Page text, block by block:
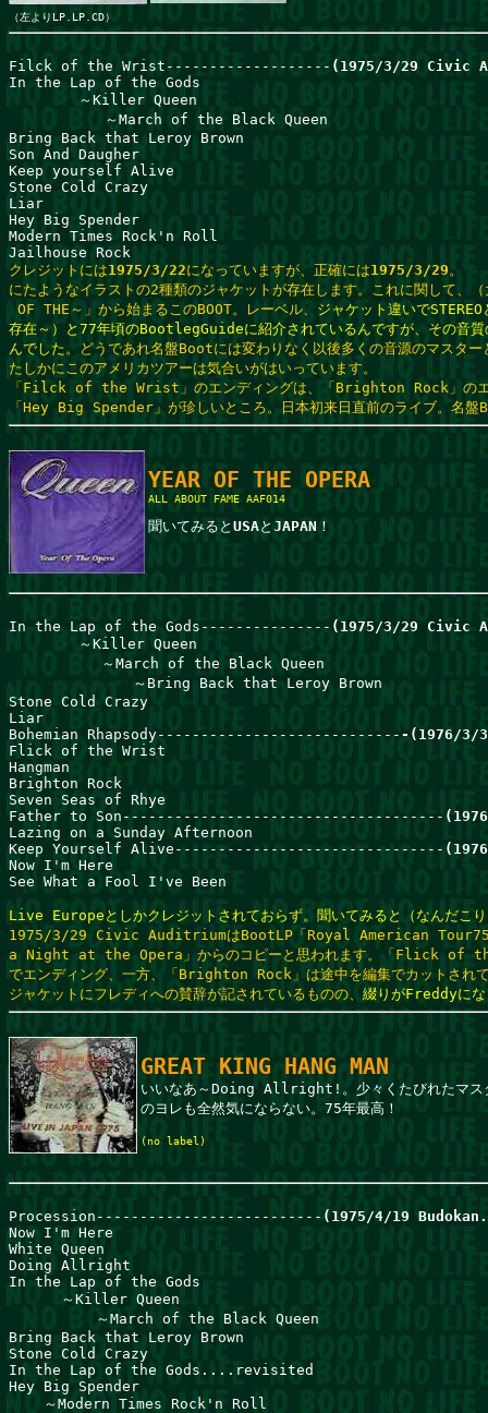
（左よりLP.LP.CD）
Filck of the Wrist------------------- (1975/3/29 Civic
In the Lap of the Gods
        ～Killer Queen
           ～March of the Black Queen
Bring Back that Leroy Brown
Son And Daugher
Keep yourself Alive
Stone Cold Crazy
Liar
Hey Big Spender
Modern Times Rock'n Roll
クレジットには1975/3/22になっていますが、正確には1975/3/29 。
にたようなイラストの2種類のジャケットが存在します。これに関して、
OF THE～」から始まるこのBOOT。レーベル、 ジャケット違いでSTEREO
存在～）と77年頃のBootlegGuideに紹介されているんですが、その音質
んでした。 どうであれ名盤Bootには変わりなく以後多くの音源のマスター
たしかにこのアメリカツアーは気合いがはいっています。
「Filck of the Wrist」のエンディングは、「Brighton Rock」のエ
「Hey Big Spender」が珍しいところ。日本初来日直前のライブ。名盤
ALL ABOUT FAME AAF014
聞いてみると USAと JAPAN ！
In the Lap of the Gods--------------- (1975/3/29 Civic
        ～Killer Queen
         　～March of the Black Queen
           　　～Bring Back that Leroy Brown
Stone Cold Crazy
Liar
Bohemian Rhapsody---------------------------- -(1976/3/
Flick of the Wrist
Hangman
Brighton Rock
Seven Seas of Rhye
Father to Son-------------------------------------
Lazing on a Sunday Afternoon
Keep Yourself Alive-------------------------------
Now I'm Here
See What a Fool I've Been
Live Europeとしかクレジットされておらず。聞いてみると（なんだこり
1975/3/29 Civic AuditriumはBootLP「Royal American
a Night at the Opera」からのコピーと思われます。「Flick of
でエンディング、一方、「Brighton Rock」は途中を編集でカットされ
ジャケットにフレディへの賛辞が記されているものの、 綴りがFreddyにな
いいなあ～Doing Allright!。少々くたびれたマス
のヨレも全然気にならない。75年最高！
(no label)
Procession-------------------------- (1975/4/19
Now I'm Here                                					from "A Beautiful Album"
White
Doing Allright
In the Lap of the Gods
      ～Killer Queen
          ～March of the Black Queen
Bring Back that Leroy Brown
Stone Cold Crazy
In the Lap of the Gods....revisited
Hey Big Spender
    ～Modern Times Rock'n Roll